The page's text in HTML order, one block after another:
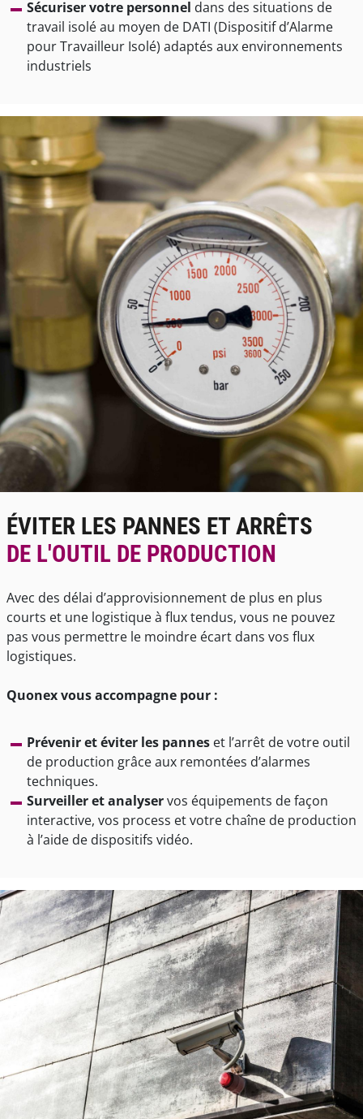
Sécuriser votre personnel dans des situations de
travail isolé au moyen de DATI (Dispositif d’Alarme
pour Travailleur Isolé) adaptés aux environnements
industriels
ÉVITER LES PANNES ET ARRÊTS
DE L'OUTIL DE PRODUCTION
Avec des délai d’approvisionnement de plus en plus
courts et une logistique à flux tendus, vous ne pouvez
pas vous permettre le moindre écart dans vos flux
logistiques.
Quonex vous accompagne pour :
Prévenir et éviter les panneset l’arrêt de votre outil
de production grâce aux remontées d’alarmes
techniques.
Surveiller et analyservos équipements de façon
interactive, vos process et votre chaîne de production
à l’aide de dispositifs vidéo.